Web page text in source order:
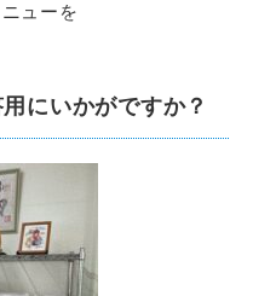
ューを
にいかがですか？